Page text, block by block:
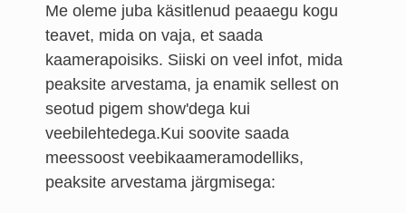
Me oleme juba käsitlenud peaaegu kogu
teavet, mida on vaja, et saada
kaamerapoisiks. Siiski on veel infot, mida
peaksite arvestama, ja enamik sellest on
seotud pigem show'dega kui
veebilehtedega.Kui soovite saada
meessoost veebikaameramodelliks,
peaksite arvestama järgmisega: